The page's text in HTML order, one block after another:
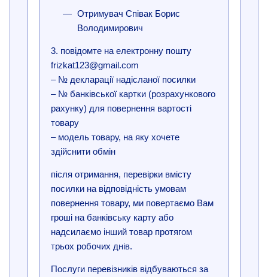
Отримувач Співак Борис
Володимирович
3. повідомте на електронну пошту
frizkat123@gmail.com
– № декларації надісланої посилки
– № банківської картки (розрахункового
рахунку) для повернення вартості
товару
– модель товару, на яку хочете
здійснити обмін
після отримання, перевірки вмісту
посилки на відповідність умовам
повернення товару, ми повертаємо Вам
гроші на банківську карту або
надсилаємо інший товар протягом
трьох робочих днів.
Послуги перевізників відбуваються за